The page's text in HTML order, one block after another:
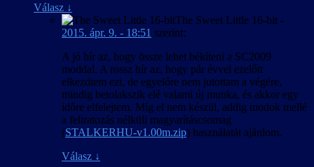
Válasz ↓
The Sweet Little 16-bit -
2015. ápr. 9. - 18:51 szerint:
A jó hír az, hogy össze lehet békíteni a SC2009
moddal. A rossz hír az, hogy pár évvel ezelőtt
elkezdtem ezt, de egyelőre nem jutottam a végére,
mindig betolakszik elé valami új munka, és akkor egy
időre elfelejtem. Míg el nem készül, addig modok mellé
a feliratozás nélküli magyarításcsomag
(STALKERHU-v1.00m.zip) használatát ajánlom.
Válasz ↓